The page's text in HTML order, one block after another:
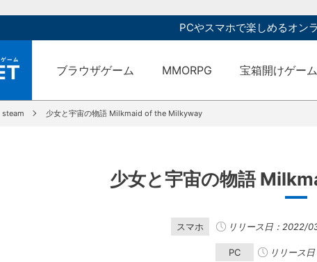
PCやスマホで楽しめるオン
ブラウザゲーム MMORPG 宝箱開けゲーム
steam 少女と宇宙の物語 Milkmaid of the Milkyway
少女と宇宙の物語
スマホ リリース日：2022/
PC リリース